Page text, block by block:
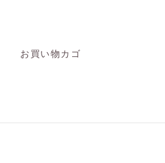
お買い物カゴ